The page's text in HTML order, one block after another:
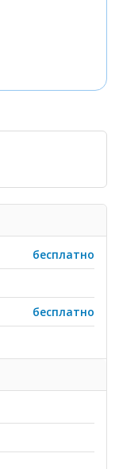
бесплатно
бесплатно